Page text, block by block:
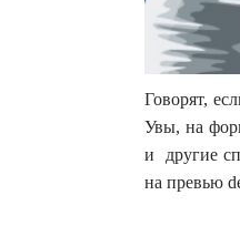
Говорят,
Увы, на
и другие
на превью